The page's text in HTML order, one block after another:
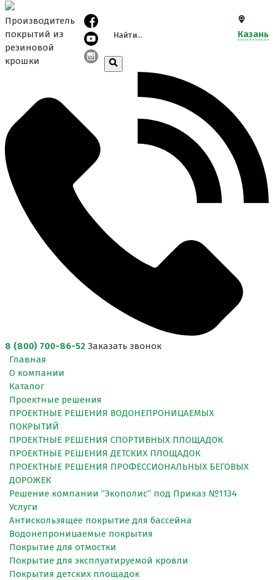
Производитель
покрытий из
резиновой
крошки
Казань
8 (800) 700-86-52 Заказать звонок
Главная
О компании
Каталог
Проектные решения
ПРОЕКТНЫЕ РЕШЕНИЯ ВОДОНЕПРОНИЦАЕМЫХ
ПОКРЫТИЙ
ПРОЕКТНЫЕ РЕШЕНИЯ СПОРТИВНЫХ ПЛОЩАДОК
ПРОЕКТНЫЕ РЕШЕНИЯ ДЕТСКИХ ПЛОЩАДОК
ПРОЕКТНЫЕ РЕШЕНИЯ ПРОФЕССИОНАЛЬНЫХ БЕГОВЫХ
ДОРОЖЕК
Решение компании “Экополис” под Приказ №1134
Услуги
Антискользящее покрытие для бассейна
Водонепроницаемые покрытия
Покрытие для отмостки
Покрытие для эксплуатируемой кровли
Покрытия детских площадок